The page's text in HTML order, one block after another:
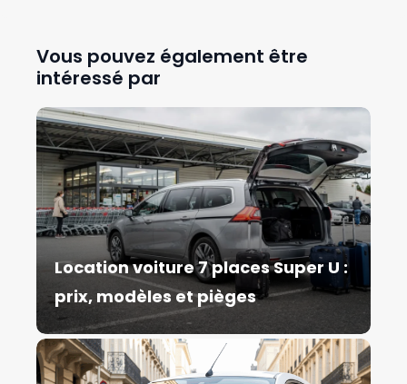
Vous pouvez également être
intéressé par
Location voiture 7 places Super U :
prix, modèles et pièges